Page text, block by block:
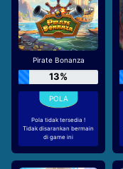
Pirate Bonanza
13%
Pola tidak tersedia !
Tidak disarankan bermain
di game ini